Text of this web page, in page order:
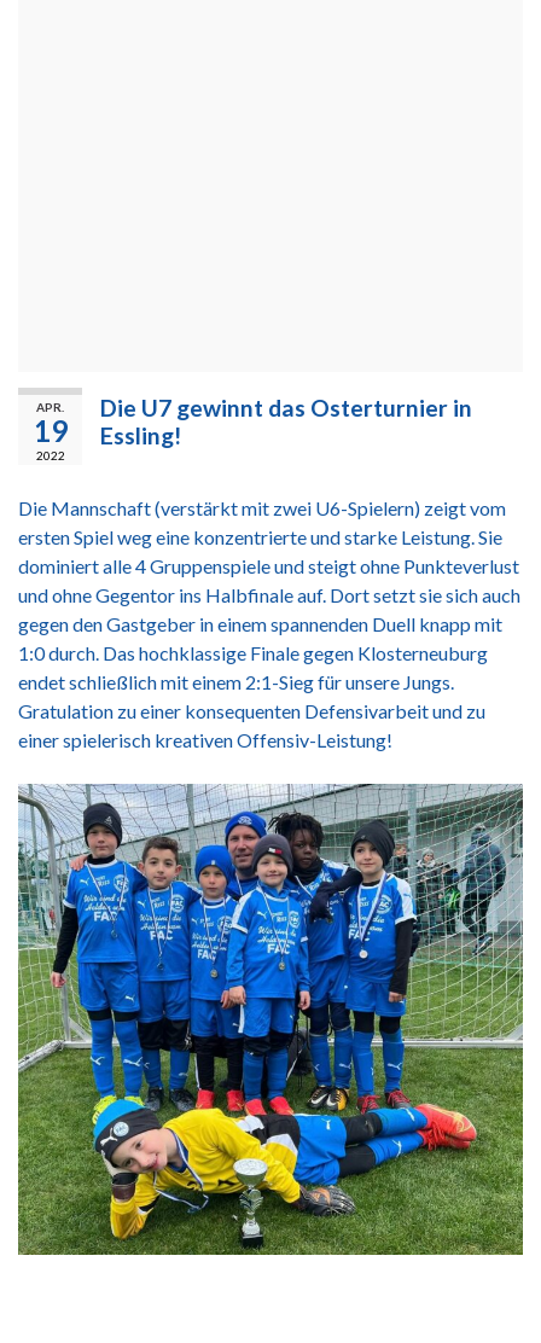
APR.
19
2022
Die U7 gewinnt das Osterturnier in
Essling!
Die Mannschaft (verstärkt mit zwei U6-Spielern) zeigt vom
ersten Spiel weg eine konzentrierte und starke Leistung. Sie
dominiert alle 4 Gruppenspiele und steigt ohne Punkteverlust
und ohne Gegentor ins Halbfinale auf. Dort setzt sie sich auch
gegen den Gastgeber in einem spannenden Duell knapp mit
1:0 durch. Das hochklassige Finale gegen Klosterneuburg
endet schließlich mit einem 2:1-Sieg für unsere Jungs.
Gratulation zu einer konsequenten Defensivarbeit und zu
einer spielerisch kreativen Offensiv-Leistung!